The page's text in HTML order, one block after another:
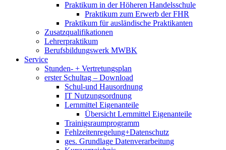
Praktikum in der Höheren Handelsschule
Praktikum zum Erwerb der FHR
Praktikum für ausländische Praktikanten
Zusatzqualifikationen
Lehrerpraktikum
Berufsbildungswerk MWBK
Service
Stunden- + Vertretungsplan
erster Schultag – Download
Schul-und Hausordnung
IT Nutzungsordnung
Lernmittel Eigenanteile
Übersicht Lernmittel Eigenanteile
Trainigsraumprogramm
Fehlzeitenregelung+Datenschutz
ges. Grundlage Datenverarbeitung